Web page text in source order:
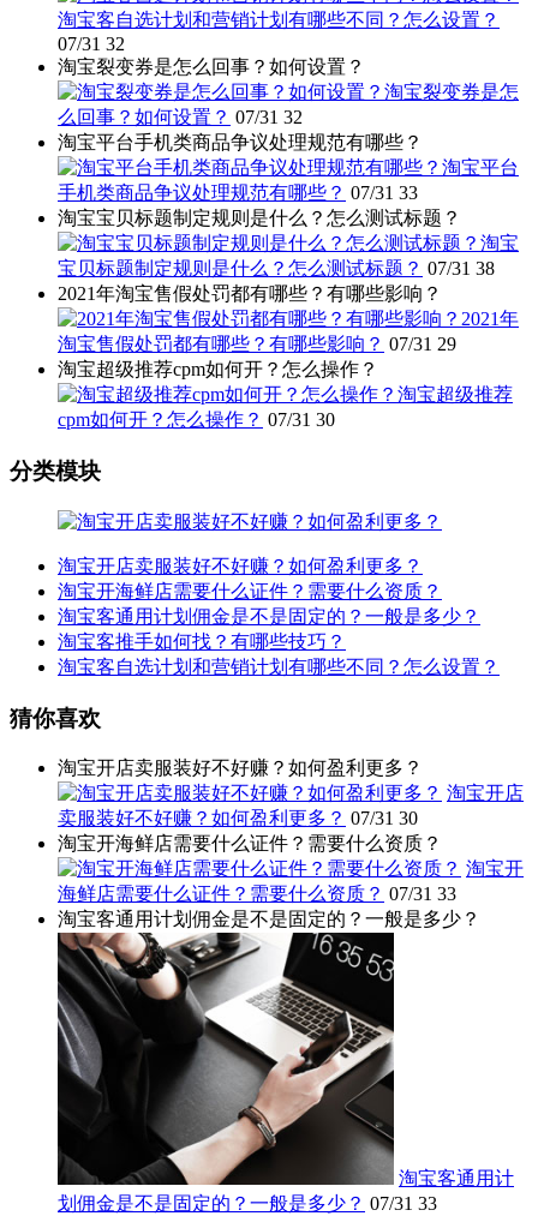
淘宝客自选计划和营销计划有哪些不同？怎么设置？
07/31 32
淘宝裂变券是怎么回事？如何设置？
淘宝裂变券是怎
么回事？如何设置？ 07/31 32
淘宝平台手机类商品争议处理规范有哪些？
淘宝平台
手机类商品争议处理规范有哪些？ 07/31 33
淘宝宝贝标题制定规则是什么？怎么测试标题？
淘宝
宝贝标题制定规则是什么？怎么测试标题？ 07/31 38
2021年淘宝售假处罚都有哪些？有哪些影响？
2021年
淘宝售假处罚都有哪些？有哪些影响？ 07/31 29
淘宝超级推荐cpm如何开？怎么操作？
淘宝超级推荐
cpm如何开？怎么操作？ 07/31 30
分类模块
淘宝开店卖服装好不好赚？如何盈利更多？
淘宝开海鲜店需要什么证件？需要什么资质？
淘宝客通用计划佣金是不是固定的？一般是多少？
淘宝客推手如何找？有哪些技巧？
淘宝客自选计划和营销计划有哪些不同？怎么设置？
猜你喜欢
淘宝开店卖服装好不好赚？如何盈利更多？
淘宝开店
卖服装好不好赚？如何盈利更多？ 07/31 30
淘宝开海鲜店需要什么证件？需要什么资质？
淘宝开
海鲜店需要什么证件？需要什么资质？ 07/31 33
淘宝客通用计划佣金是不是固定的？一般是多少？
淘宝客通用计
划佣金是不是固定的？一般是多少？ 07/31 33